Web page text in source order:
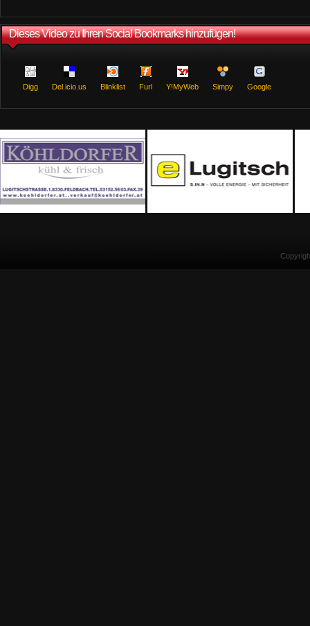
Dieses Video zu Ihren Social Bookmarks hinzufügen!
Digg Del.icio.us Blinklist Furl Y!MyWeb Simpy Google